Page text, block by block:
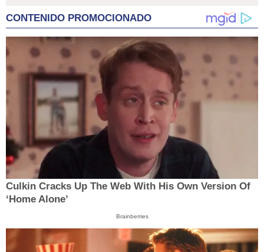
CONTENIDO PROMOCIONADO
Culkin Cracks Up The Web With His Own Version Of
‘Home Alone’
Brainberries